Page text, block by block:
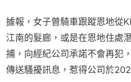
據報，女子曾騎車跟蹤恩地從
江南的髮廊，或是在恩地住處
捕，向經紀公司承諾不會再犯
傳送騷擾訊息，惹得公司於